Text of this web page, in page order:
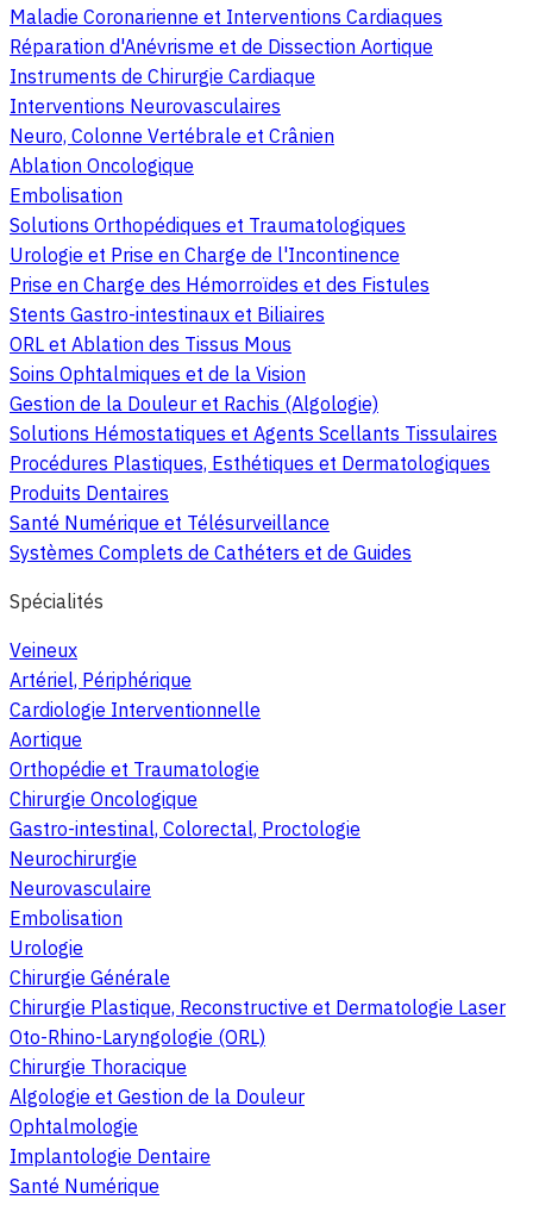
Maladie Coronarienne et Interventions Cardiaques
Réparation d'Anévrisme et de Dissection Aortique
Instruments de Chirurgie Cardiaque
Interventions Neurovasculaires
Neuro, Colonne Vertébrale et Crânien
Ablation Oncologique
Embolisation
Solutions Orthopédiques et Traumatologiques
Urologie et Prise en Charge de l'Incontinence
Prise en Charge des Hémorroïdes et des Fistules
Stents Gastro-intestinaux et Biliaires
ORL et Ablation des Tissus Mous
Soins Ophtalmiques et de la Vision
Gestion de la Douleur et Rachis (Algologie)
Solutions Hémostatiques et Agents Scellants Tissulaires
Procédures Plastiques, Esthétiques et Dermatologiques
Produits Dentaires
Santé Numérique et Télésurveillance
Systèmes Complets de Cathéters et de Guides
Spécialités
Veineux
Artériel, Périphérique
Cardiologie Interventionnelle
Aortique
Orthopédie et Traumatologie
Chirurgie Oncologique
Gastro-intestinal, Colorectal, Proctologie
Neurochirurgie
Neurovasculaire
Embolisation
Urologie
Chirurgie Générale
Chirurgie Plastique, Reconstructive et Dermatologie Laser
Oto-Rhino-Laryngologie (ORL)
Chirurgie Thoracique
Algologie et Gestion de la Douleur
Ophtalmologie
Implantologie Dentaire
Santé Numérique